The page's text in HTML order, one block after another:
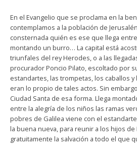
En el Evangelio que se proclama en la
contemplamos a la población de
consternada quién es ese que llega
montando un burro… La capital está
triunfales del rey Herodes, o a las
procurador Poncio Pilato, escoltado por
estandartes, las trompetas, los caballos
eran lo propio de tales actos. Sin
Ciudad Santa de esa forma. Llega
entre la alegría de los niños las ramas
pobres de Galilea viene con el
la buena nueva, para reunir a los hijos
gratuitamente la salvación a todo el que